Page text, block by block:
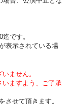
です。
表示されている場
ません。
いますよう、ご了承
させて頂きます。